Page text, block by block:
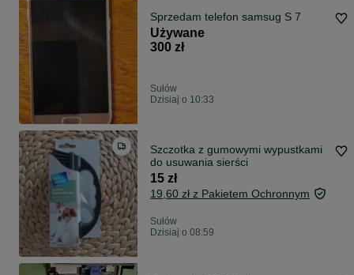
Sprzedam telefon samsug S 7
Używane
300 zł
Sułów
Dzisiaj o 10:33
Szczotka z gumowymi wypustkami
do usuwania sierści
15 zł
19,60 zł z Pakietem Ochronnym
Sułów
Dzisiaj o 08:59